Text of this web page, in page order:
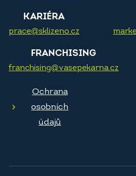
KARIÉRA
prace@sklizeno.cz
FRANCHISING
franchising@vasepekarna.cz
Ochrana
osobních
údajů